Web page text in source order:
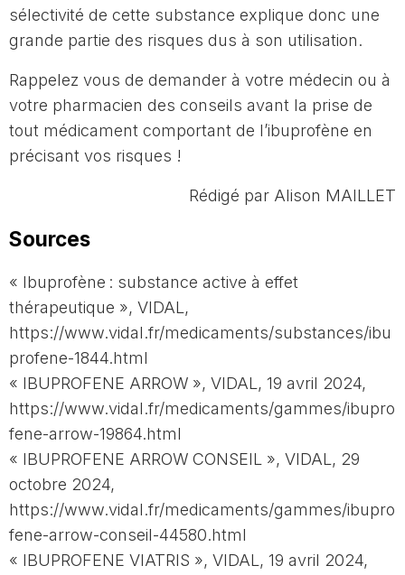
sélectivité de cette substance explique donc une
grande partie des risques dus à son utilisation.
Rappelez vous de demander à votre médecin ou à
votre pharmacien des conseils avant la prise de
tout médicament comportant de l’ibuprofène en
précisant vos risques !
Rédigé par Alison MAILLET
Sources
« Ibuprofène : substance active à effet
thérapeutique », VIDAL,
https://www.vidal.fr/medicaments/substances/ibu
profene-1844.html
« IBUPROFENE ARROW », VIDAL, 19 avril 2024,
https://www.vidal.fr/medicaments/gammes/ibupro
fene-arrow-19864.html
« IBUPROFENE ARROW CONSEIL », VIDAL, 29
octobre 2024,
https://www.vidal.fr/medicaments/gammes/ibupro
fene-arrow-conseil-44580.html
« IBUPROFENE VIATRIS », VIDAL, 19 avril 2024,